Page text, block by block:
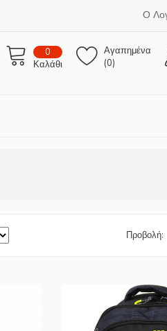
Ο
0
Καλάθι
Αγαπημένα
(0)
Προβολή: